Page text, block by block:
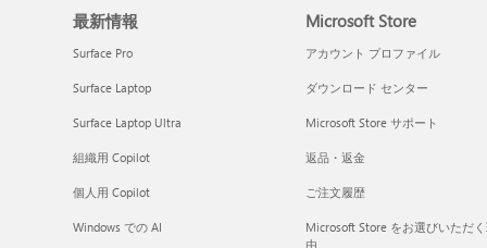
最新情報
Surface Pro
Surface Laptop
Surface Laptop Ultra
組織用 Copilot
個人用 Copilot
Windows での AI
Microsoft Store
アカウント プロファイル
ダウンロード センター
Microsoft Store サポート
返品・返金
ご注文履歴
Microsoft Store をお選びいただ
由